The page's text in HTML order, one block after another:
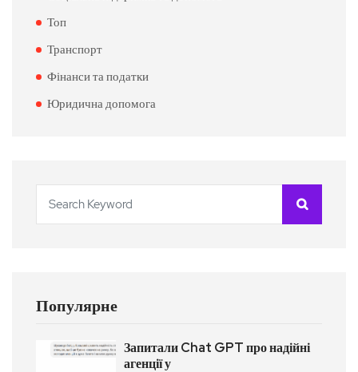
Топ
Транспорт
Фінанси та податки
Юридична допомога
Популярне
Запитали Chat GPT про надійні
агенції у